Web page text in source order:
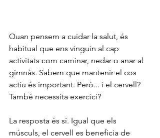
Quan pensem a cuidar la salut, és
habitual que ens vinguin al cap
activitats com caminar, nedar o anar al
gimnàs. Sabem que mantenir el cos
actiu és important. Però... i el cervell?
També necessita exercici?
La resposta és sí. Igual que els
músculs, el cervell es beneficia de